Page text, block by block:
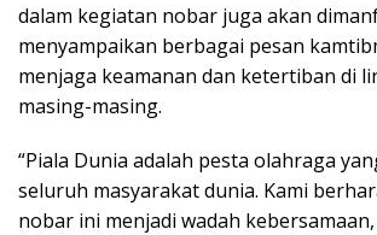
dalam kegiatan nobar juga akan
menyampaikan berbagai pesan
menjaga keamanan dan ketertiban di
masing-masing.
“Piala Dunia adalah pesta olahraga
seluruh masyarakat dunia. Kami
nobar ini menjadi wadah